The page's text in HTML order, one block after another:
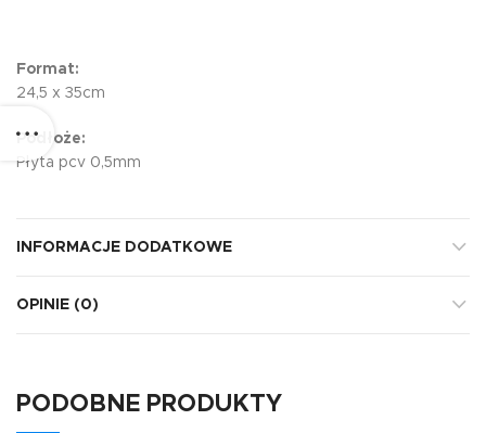
Format:
24,5 x 35cm
Podłoże:
Płyta pcv 0,5mm
INFORMACJE DODATKOWE
OPINIE (0)
PODOBNE PRODUKTY